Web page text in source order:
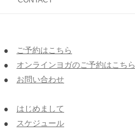
● ご予約はこちら
● オンラインヨガのご予約はこちら
● お問い合わせ
● はじめまして
● スケジュール